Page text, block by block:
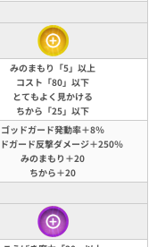
みのまもり「5」以上
コスト「80」以下
とてもよく見かける
ちから「25」以下
ゴッドガード発動率＋8％
ガード反撃ダメージ＋250％
みのまもり＋20
ちから＋20